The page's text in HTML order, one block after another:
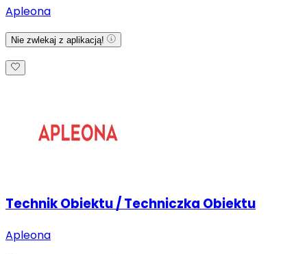
Apleona
Nie zwlekaj z aplikacją!
Technik Obiektu / Techniczka Obiektu
Apleona